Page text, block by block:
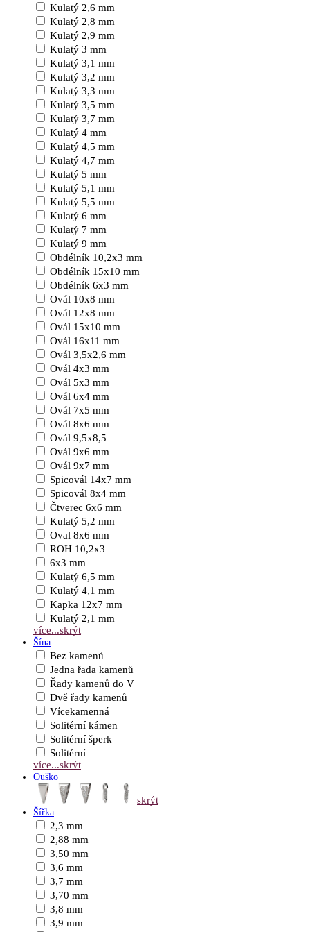
Kulatý 2,6 mm
Kulatý 2,8 mm
Kulatý 2,9 mm
Kulatý 3 mm
Kulatý 3,1 mm
Kulatý 3,2 mm
Kulatý 3,3 mm
Kulatý 3,5 mm
Kulatý 3,7 mm
Kulatý 4 mm
Kulatý 4,5 mm
Kulatý 4,7 mm
Kulatý 5 mm
Kulatý 5,1 mm
Kulatý 5,5 mm
Kulatý 6 mm
Kulatý 7 mm
Kulatý 9 mm
Obdélník 10,2x3 mm
Obdélník 15x10 mm
Obdélník 6x3 mm
Ovál 10x8 mm
Ovál 12x8 mm
Ovál 15x10 mm
Ovál 16x11 mm
Ovál 3,5x2,6 mm
Ovál 4x3 mm
Ovál 5x3 mm
Ovál 6x4 mm
Ovál 7x5 mm
Ovál 8x6 mm
Ovál 9,5x8,5
Ovál 9x6 mm
Ovál 9x7 mm
Spicovál 14x7 mm
Spicovál 8x4 mm
Čtverec 6x6 mm
Kulatý 5,2 mm
Oval 8x6 mm
ROH 10,2x3
6x3 mm
Kulatý 6,5 mm
Kulatý 4,1 mm
Kapka 12x7 mm
Kulatý 2,1 mm
více...skrýt
Šína
Bez kamenů
Jedna řada kamenů
Řady kamenů do V
Dvě řady kamenů
Vícekamenná
Solitérní kámen
Solitérní šperk
Solitérní
více...skrýt
Ouško
skrýt
Šířka
2,3 mm
2,88 mm
3,50 mm
3,6 mm
3,7 mm
3,70 mm
3,8 mm
3,9 mm